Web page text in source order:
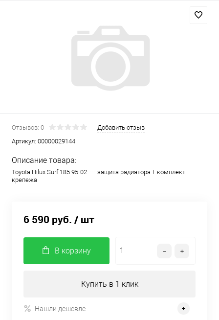
Отзывов: 0
Добавить отзыв
Артикул: 00000029144
Описание товара:
Toyota Hilux Surf 185 95-02 --- защита радиатора + комплект
крепежа
6 590 руб. / шт
В корзину
Купить в 1 клик
Нашли дешевле